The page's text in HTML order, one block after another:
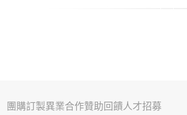
團購訂製異業合作贊助回饋人才招募